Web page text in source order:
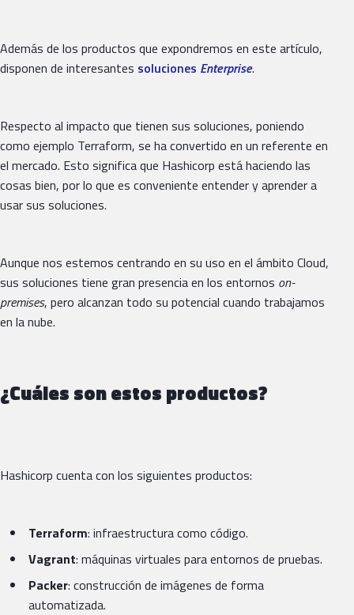
Además de los productos que expondremos en este artículo,
disponen de interesantes soluciones Enterprise.
Respecto al impacto que tienen sus soluciones, poniendo
como ejemplo Terraform, se ha convertido en un referente en
el mercado. Esto significa que Hashicorp está haciendo las
cosas bien, por lo que es conveniente entender y aprender a
usar sus soluciones.
Aunque nos estemos centrando en su uso en el ámbito Cloud,
sus soluciones tiene gran presencia en los entornos on-
premises, pero alcanzan todo su potencial cuando trabajamos
en la nube.
¿Cuáles son estos productos?
Hashicorp cuenta con los siguientes productos:
Terraform: infraestructura como código.
Vagrant: máquinas virtuales para entornos de pruebas.
Packer: construcción de imágenes de forma
automatizada.